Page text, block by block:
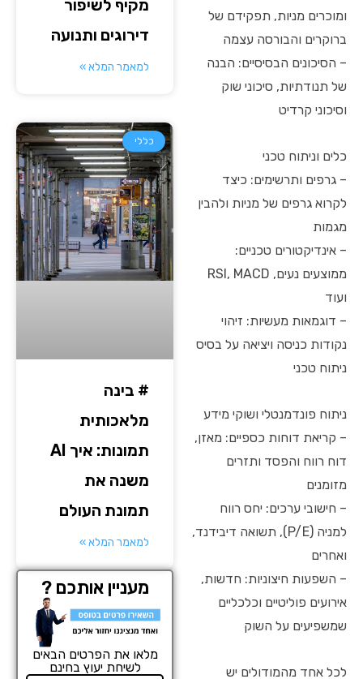
ומוכרים מניות, תפקידם של
ברוקרים והבורסה עצמה
– הסיכונים הבסיסיים: הבנה
של תנודתיות, סיכוני שוק
וסיכוני קרדיט
כלים וניתוח טכני
– גרפים ותרשימים: כיצד
לקרוא גרפים של מניות ולהבין
מגמות
– אינדיקטורים טכניים:
ממוצעים נעים, RSI, MACD
ועוד
– דוגמאות מעשיות: זיהוי
נקודות כניסה ויציאה על בסיס
ניתוח טכני
ניתוח פונדמנטלי ושוקי מידע
– קריאת דוחות כספיים: מאזן,
דוח רווח והפסד ותזרים
מזומנים
– חישובי ערכים: יחס רווח
למניה (P/E), תשואה דיבידנד,
ואחרים
– השפעות חיצוניות: חדשות,
אירועים פוליטיים וכלכליים
שמשפיעים על השוק
לכל אחד מהמודולים יש
מקיף לשיפור
דירוגים ותנועה
למאמר המלא »
כללי
# בינה
מלאכותית
תמונות: איך AI
משנה את
תמונת העולם
למאמר המלא »
מעניין אותכם ?
מלאו את הפרטים הבאים
לשיחת יעוץ בחינם